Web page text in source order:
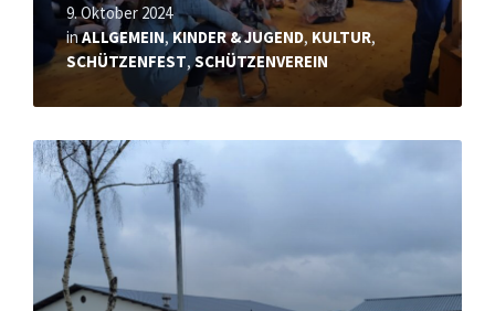
9. Oktober 2024
inALLGEMEIN,KINDER & JUGEND, KULTUR,
SCHÜTZENFEST,SCHÜTZENVEREIN
Mehr
erfahren